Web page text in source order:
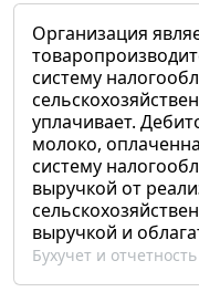
Организация
систему
уплачивает.
молоко,
систему
выручкой от
выручкой и
Бухучет и отчетность